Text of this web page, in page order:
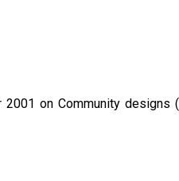
on Community designs